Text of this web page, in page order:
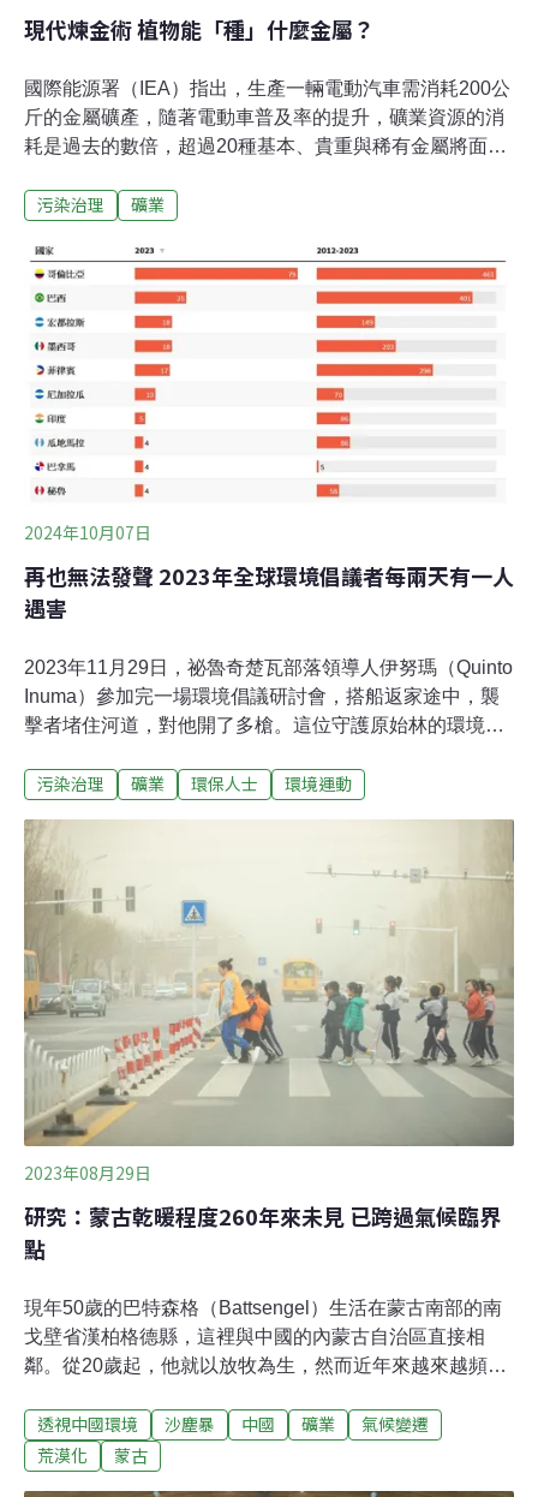
現代煉金術 植物能「種」什麼金屬？
國際能源署（IEA）指出，生產一輛電動汽車需消耗200公
斤的金屬礦產，隨著電動車普及率的提升，礦業資源的消
耗是過去的數倍，超過20種基本、貴重與稀有金屬將面臨
循環經濟模式的「城市採礦」（Urban mining），也激起
成為礦源的新選擇。科學家發現某些植物能夠從周圍土壤
中積累大量鎳等重要礦物，並研究利用這些植物進行礦物
開採的過程，稱為「植物採礦」（phytomining），這些植
物可以為全球提供清潔能源轉型所需的重要礦物。傳統採
礦具有害的社會和環境影響，而植物採礦將成為解決此問
題的潛在方案。會儲存高含量金屬的植物？雖然植物都能
從土壤中吸收像鉀、銅、鋅等礦物，但大多數的植物保留
的礦物含量十分少量，無法從植物上提煉人類工業所需的
金屬。不過有一類特殊的植物，被稱為「超級蓄積植物」
（Hyperacc
污染治理 礦業
2024年10月07日
再也無法發聲 2023年全球環境倡議者每兩天有一人
遇害
2023年11月29日，祕魯奇楚瓦部落領導人伊努瑪（Quinto
Inuma）參加完一場環境倡議研討會，搭船返家途中，襲
擊者堵住河道，對他開了多槍。這位守護原始林的環境鬥
告，2023年全球約有196名像伊努瑪這樣捍衛自然、人權
見證開始統計這份數據以來，總遇害人數達2106人。哥倫
比亞、宏都拉斯列入環境人士最危險國家跟據全球見證，
2023年環境人士死亡人數最高的地區是中南美洲。以國家
來看，最危險的國家是哥倫比亞，而且連續兩年都是環境
人士死亡人數最高的國家。2023年共79人死亡，也是全球
見證單一年份、單一國家死亡人數最高紀錄。哥倫比亞是
今年聯合國生物多樣性大會（CBD COP16）主辦國，全
球代表10月將齊聚於此討論土地與海洋保育。全球見證從
2012年統計至今，哥倫比亞至少有4
污染治理 礦業 環保人士 環境運動
2023年08月29日
研究：蒙古乾暖程度260年來未見 已跨過氣候臨界
點
現年50歲的巴特森格（Battsengel）生活在蒙古南部的南
戈壁省漢柏格德縣，這裡與中國的內蒙古自治區直接相
鄰。從20歲起，他就以放牧為生，然而近年來越來越頻繁
2004年開始，降雨就變得越來越少。到2015年的時候，由
於降雨的間隔變得非常大，乾旱發生的間隔變得更短，沙
透視中國環境 沙塵暴 中國 礦業
氣候變遷
荒漠化
蒙古